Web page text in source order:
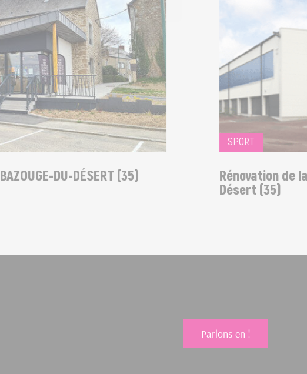
DU-DÉSERT (35)
SPORT
Rénovation de la
Désert (35)
Parlons-en !